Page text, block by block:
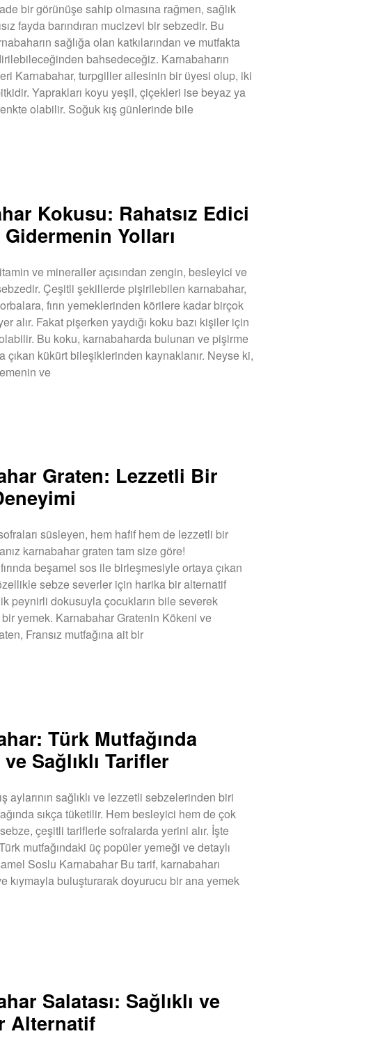
bir görünüşe sahip olmasına rağmen, sağlık
fayda barındıran mucizevi bir sebzedir. Bu
sağlığa olan katkılarından ve mutfakta
bahsedeceğiz. Karnabaharın
Karnabahar, turpgiller ailesinin bir üyesi olup, iki
Yaprakları koyu yeşil, çiçekleri ise beyaz ya
olabilir. Soğuk kış günlerinde bile
Kokusu: Rahatsız Edici
Yolları
ve mineraller açısından zengin, besleyici ve
Çeşitli şekillerde pişirilebilen karnabahar,
fırın yemeklerinden körilere kadar birçok
alır. Fakat pişerken yaydığı koku bazı kişiler için
Bu koku, karnabaharda bulunan ve pişirme
çıkan kükürt bileşiklerinden kaynaklanır. Neyse ki,
ve
Graten: Lezzetli Bir
süsleyen, hem hafif hem de lezzetli bir
karnabahar graten tam size göre!
beşamel sos ile birleşmesiyle ortaya çıkan
sebze severler için harika bir alternatif
peynirli dokusuyla çocukların bile severek
yemek. Karnabahar Gratenin Kökeni ve
Fransız mutfağına ait bir
Türk Mutfağında
Sağlıklı Tarifler
aylarının sağlıklı ve lezzetli sebzelerinden biri
sıkça tüketilir. Hem besleyici hem de çok
çeşitli tariflerle sofralarda yerini alır. İşte
mutfağındaki üç popüler yemeği ve detaylı
Soslu Karnabahar Bu tarif, karnabaharı
kıymayla buluşturarak doyurucu bir ana yemek
Salatası: Sağlıklı ve
Alternatif